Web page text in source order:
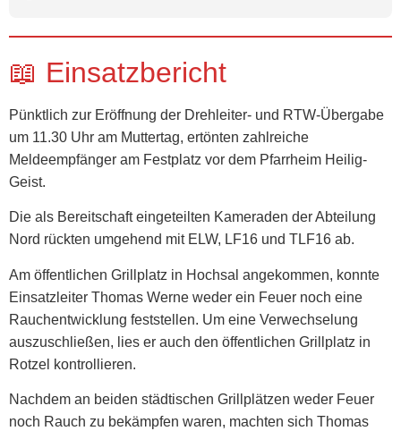
📖 Einsatzbericht
Pünktlich zur Eröffnung der Drehleiter- und RTW-Übergabe
um 11.30 Uhr am Muttertag, ertönten zahlreiche
Meldeempfänger am Festplatz vor dem Pfarrheim Heilig-
Geist.
Die als Bereitschaft eingeteilten Kameraden der Abteilung
Nord rückten umgehend mit ELW, LF16 und TLF16 ab.
Am öffentlichen Grillplatz in Hochsal angekommen, konnte
Einsatzleiter Thomas Werne weder ein Feuer noch eine
Rauchentwicklung feststellen. Um eine Verwechselung
auszuschließen, lies er auch den öffentlichen Grillplatz in
Rotzel kontrollieren.
Nachdem an beiden städtischen Grillplätzen weder Feuer
noch Rauch zu bekämpfen waren, machten sich Thomas